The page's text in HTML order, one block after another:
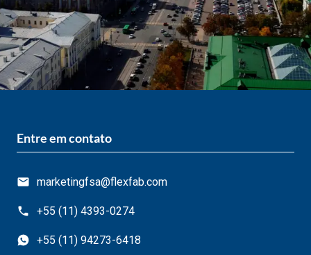
Entre em contato
marketingfsa@flexfab.com
+55 (11) 4393-0274
+55 (11) 94273-6418